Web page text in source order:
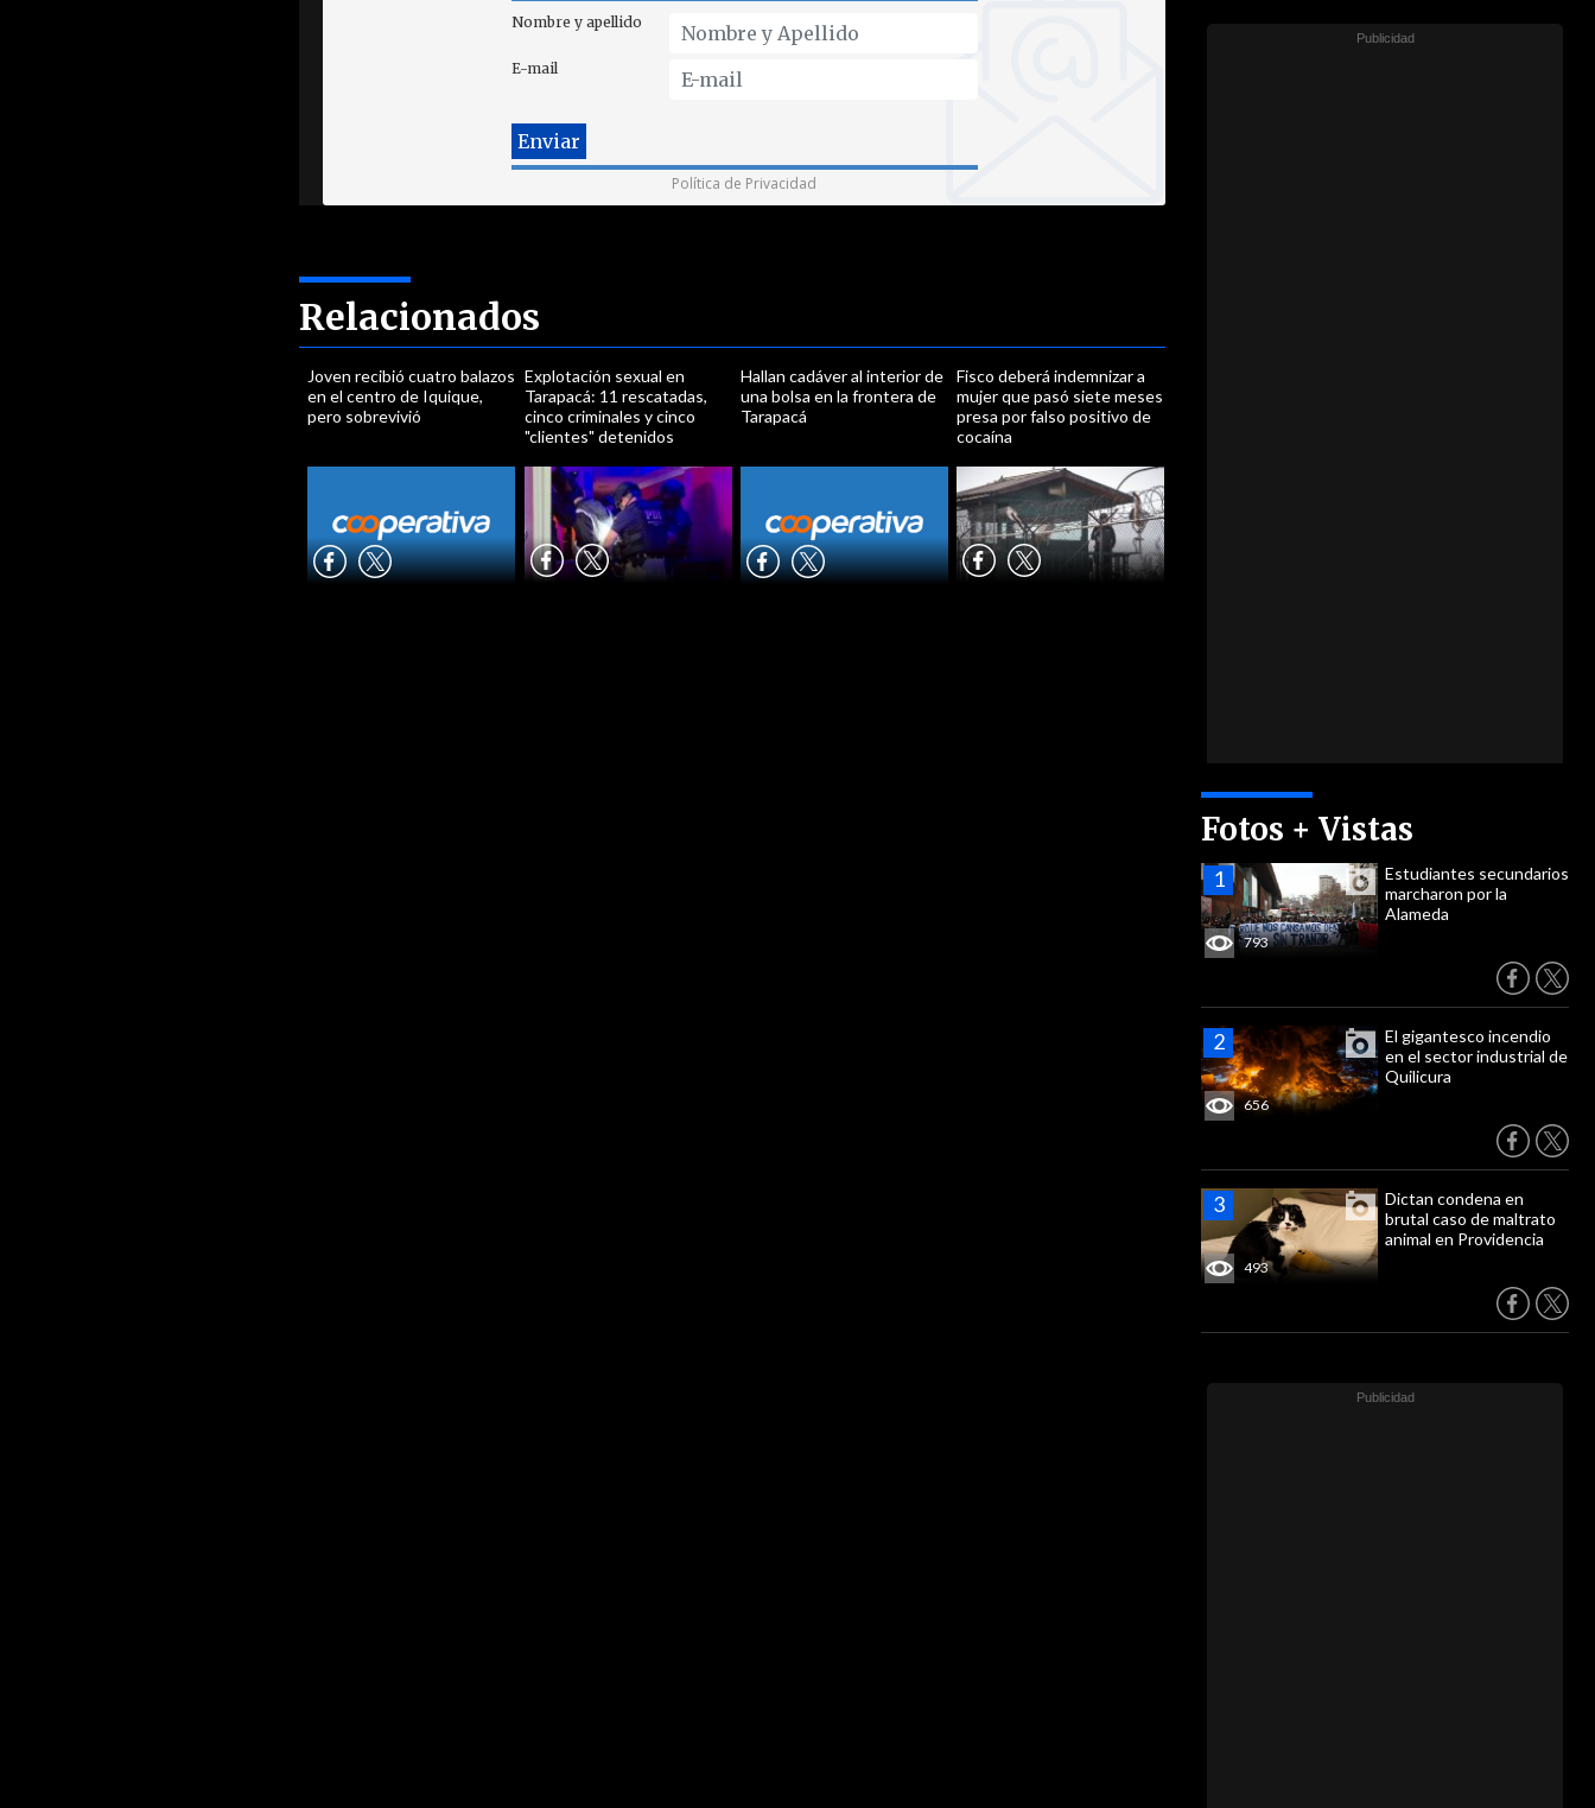
Fotos + Vistas
793
Estudiantes secundarios
marcharon por la
Alameda
656
El gigantesco incendio
en el sector industrial de
Quilicura
493
Dictan condena en
brutal caso de maltrato
animal en Providencia
Nombre y apellido
E-mail
Política de Privacidad
Relacionados
Joven recibió cuatro balazos
en el centro de Iquique,
pero sobrevivió
Explotación sexual en
Tarapacá: 11 rescatadas,
cinco criminales y cinco
"clientes" detenidos
Hallan cadáver al interior de
una bolsa en la frontera de
Tarapacá
Fisco deberá indemnizar a
mujer que pasó siete meses
presa por falso positivo de
cocaína